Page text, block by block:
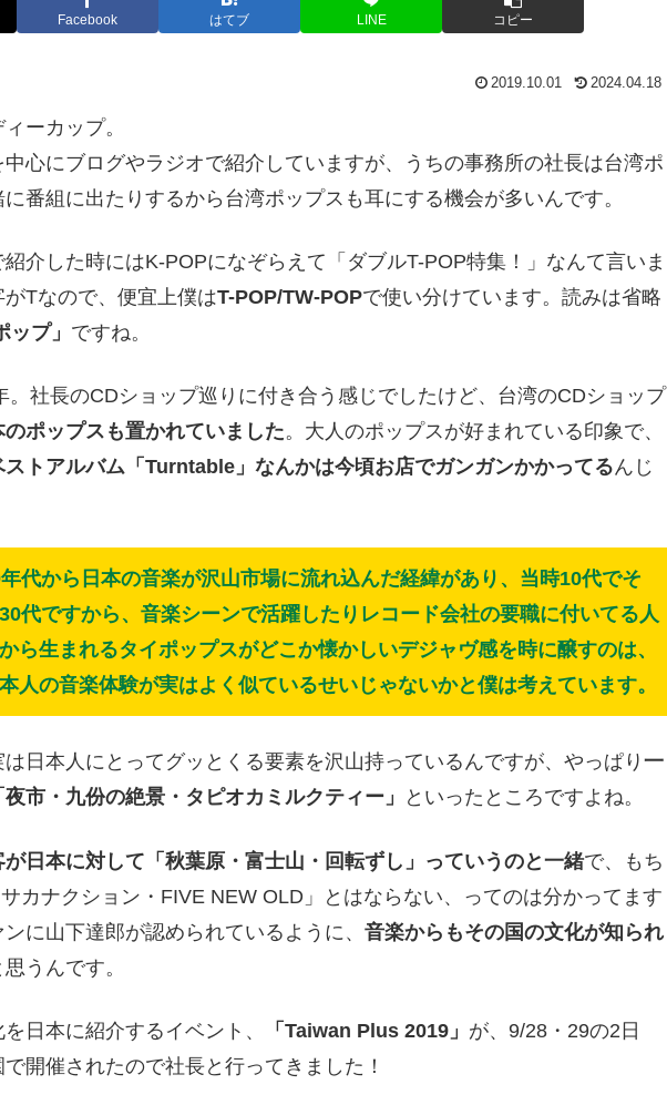
Facebook はてブ LINE コピー
2019.10.01 2024.04.18
ーカップ。
心にブログやラジオで紹介していますが、うちの事務所の社長は台湾ポ
番組に出たりするから台湾ポップスも耳にする機会が多いんです。
介した時にはK-POPになぞらえて「ダブルT-POP特集！」なんて言いま
Tなので、便宜上僕はT-POP/TW-POPで使い分けています。読みは省略
ップ」 ですね。
。社長のCDショップ巡りに付き合う感じでしたけど、台湾のCDショップ
ポップスも置かれていました。大人のポップスが好まれている印象で、
トアルバム「Turntable」なんかは今頃お店でガンガンかかってるんじ
代から日本の音楽が沢山市場に流れ込んだ経緯があり、当時10代でそ
代ですから、音楽シーンで活躍したりレコード会社の要職に付いてる人
ら生まれるタイポップスがどこか懐かしいデジャヴ感を時に醸すのは、
人の音楽体験が実はよく似ているせいじゃないかと僕は考えています。
日本人にとってグッとくる要素を沢山持っているんですが、やっぱり 一
市・九份の絶景・タピオカミルクティー」
といったところですよね。
日本に対して「秋葉原・富士山・回転ずし」っていうのと一緒で、もち
カナクション・FIVE NEW OLD」とはならない、ってのは分かってます
に山下達郎が認められているように、 音楽からもその国の文化が知られ
思うんです。
日本に紹介するイベント、 「Taiwan Plus 2019」 が、9/28・29の2日
開催されたので社長と行ってきました！